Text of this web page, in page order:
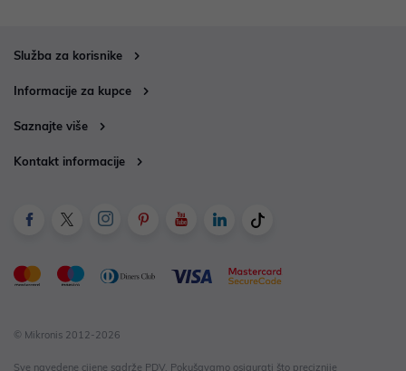
Služba za korisnike
Informacije za kupce
Saznajte više
Kontakt informacije
© Mikronis 2012-2026
Sve navedene cijene sadrže PDV. Pokušavamo osigurati što preciznije